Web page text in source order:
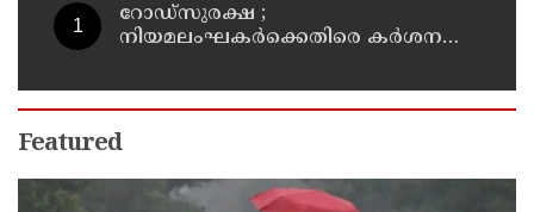
റോഡ്‌സുരക്ഷ ;
നിയമലംഘകർക്കെതിരെ കർശന
Featured